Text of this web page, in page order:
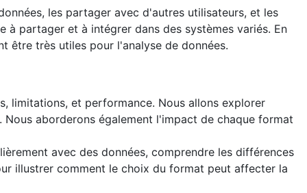
les partager avec d'autres utilisateurs, et les
partager et à intégrer dans des systèmes variés. En
être très utiles pour l'analyse de données.
limitations, et performance. Nous allons explorer
aborderons également l'impact de chaque format
avec des données, comprendre les différences
illustrer comment le choix du format peut affecter la